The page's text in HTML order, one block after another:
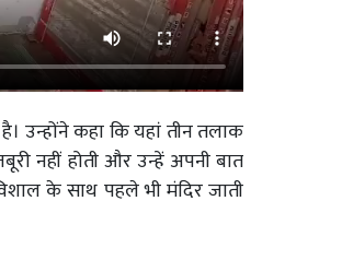
उन्होंने कहा कि यहां तीन तलाक
नहीं होती और उन्हें अपनी बात
के साथ पहले भी मंदिर जाती